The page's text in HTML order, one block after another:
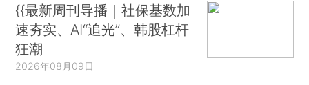
{{最新周刊导播｜社保基数加
速夯实、AI“追光”、韩股杠杆
狂潮
2026年08月09日